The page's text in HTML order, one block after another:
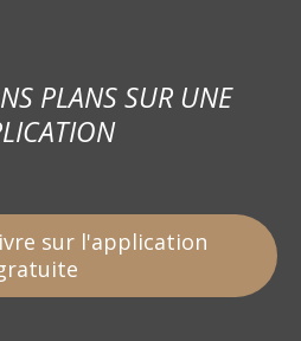
PLANS SUR UNE
sur l'application